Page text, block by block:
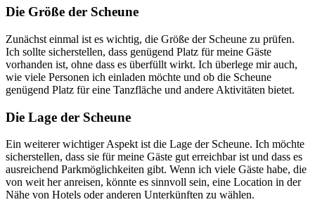
Die Größe der Scheune
Zunächst einmal ist es wichtig, die Größe der Scheune zu prüfen.
Ich sollte sicherstellen, dass genügend Platz für meine Gäste
vorhanden ist, ohne dass es überfüllt wirkt. Ich überlege mir auch,
wie viele Personen ich einladen möchte und ob die Scheune
genügend Platz für eine Tanzfläche und andere Aktivitäten bietet.
Die Lage der Scheune
Ein weiterer wichtiger Aspekt ist die Lage der Scheune. Ich möchte
sicherstellen, dass sie für meine Gäste gut erreichbar ist und dass es
ausreichend Parkmöglichkeiten gibt. Wenn ich viele Gäste habe, die
von weit her anreisen, könnte es sinnvoll sein, eine Location in der
Nähe von Hotels oder anderen Unterkünften zu wählen.